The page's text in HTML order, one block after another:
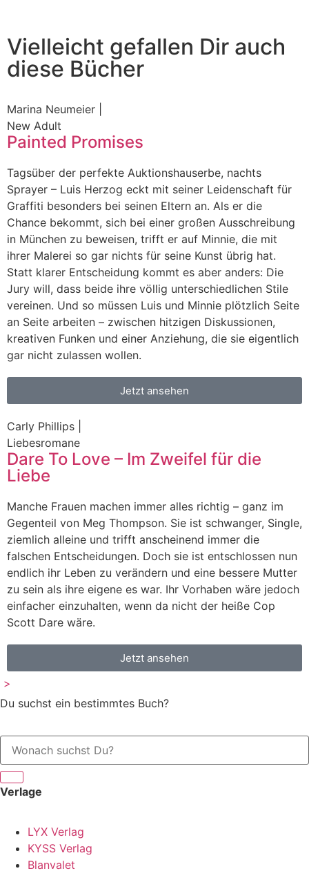
Vielleicht gefallen Dir auch
diese Bücher
Marina Neumeier |
New Adult
Painted Promises
Tagsüber der perfekte Auktionshauserbe, nachts
Sprayer – Luis Herzog eckt mit seiner Leidenschaft für
Graffiti besonders bei seinen Eltern an. Als er die
Chance bekommt, sich bei einer großen Ausschreibung
in München zu beweisen, trifft er auf Minnie, die mit
ihrer Malerei so gar nichts für seine Kunst übrig hat.
Statt klarer Entscheidung kommt es aber anders: Die
Jury will, dass beide ihre völlig unterschiedlichen Stile
vereinen. Und so müssen Luis und Minnie plötzlich Seite
an Seite arbeiten – zwischen hitzigen Diskussionen,
kreativen Funken und einer Anziehung, die sie eigentlich
gar nicht zulassen wollen.
Jetzt ansehen
Carly Phillips |
Liebesromane
Dare To Love – Im Zweifel für die
Liebe
Manche Frauen machen immer alles richtig – ganz im
Gegenteil von Meg Thompson. Sie ist schwanger, Single,
ziemlich alleine und trifft anscheinend immer die
falschen Entscheidungen. Doch sie ist entschlossen nun
endlich ihr Leben zu verändern und eine bessere Mutter
zu sein als ihre eigene es war. Ihr Vorhaben wäre jedoch
einfacher einzuhalten, wenn da nicht der heiße Cop
Scott Dare wäre.
Jetzt ansehen
>
Du suchst ein bestimmtes Buch?
Verlage
LYX Verlag
KYSS Verlag
Blanvalet